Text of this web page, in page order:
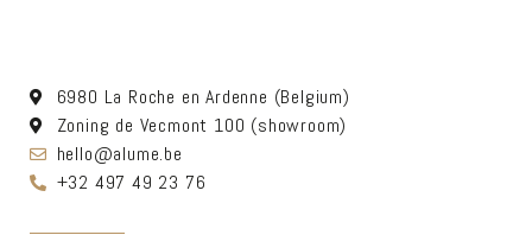
6980 La Roche en Ardenne (Belgium)
Zoning de Vecmont 100 (showroom)
hello@alume.be
+32 497 49 23 76